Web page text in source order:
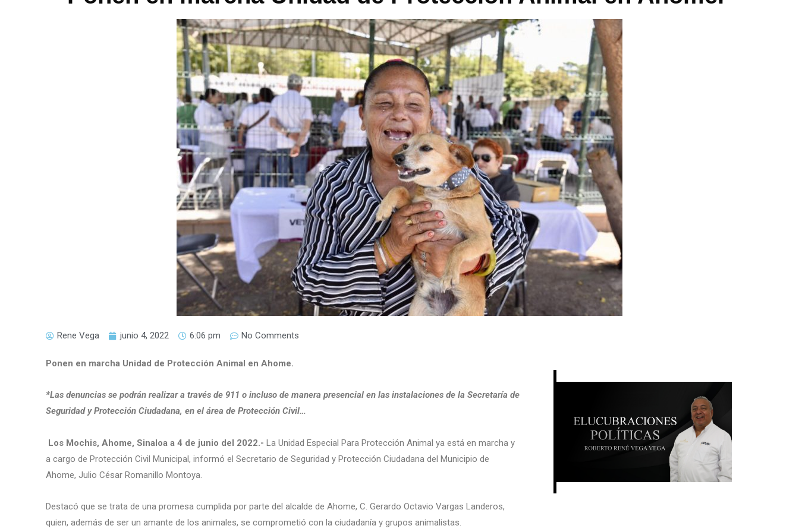
Rene Vega junio 4, 2022 6:06 pm No Comments
Ponen en marcha Unidad de Protección Animal en Ahome.
*Las denuncias se podrán realizar a través de 911 o incluso de manera presencial en las instalaciones de la Secretaría de
Seguridad y Protección Ciudadana, en el área de Protección Civil…
Los Mochis, Ahome, Sinaloa a 4 de junio del 2022.-La Unidad Especial Para Protección Animal ya está en marcha y
a cargo de Protección Civil Municipal, informó el Secretario de Seguridad y Protección Ciudadana del Municipio de
Ahome, Julio César Romanillo Montoya.
Destacó que se trata de una promesa cumplida por parte del alcalde de Ahome, C. Gerardo Octavio Vargas Landeros,
quien, además de ser un amante de los animales, se comprometió con la ciudadanía y grupos animalistas.